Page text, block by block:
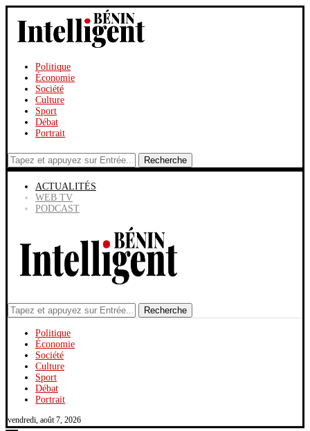
Politique
Économie
Société
Culture
Sport
Débat
Portrait
Recherche
ACTUALITÉS
WEB TV
PODCAST
Recherche
Politique
Économie
Société
Culture
Sport
Débat
Portrait
vendredi, août 7, 2026